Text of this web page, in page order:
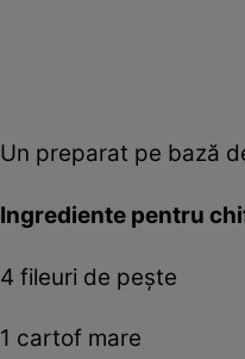
Un preparat pe bază
Ingrediente pentru
4 fileuri de pește
1 cartof mare